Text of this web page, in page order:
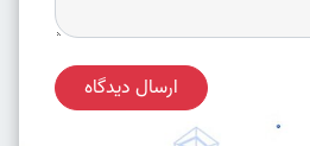
ارسال دیدگاه